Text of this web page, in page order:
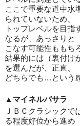
ここで重要な道中水
られていないため、
トップレベルを目
なるが、あっさりと
こなす可能性ももち
結果的には（裏付け
を選んだが、正直、
どちらでも…という
▲マイネルバサラ
ＪＢＣクラシックで
る程度好位から進め